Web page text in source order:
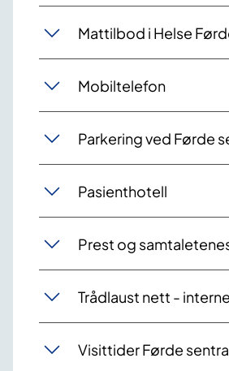
Mattilbod i Helse
Mobiltelefon
Parkering ved Førde
Pasienthotell
Prest og
Trådlaust nett -
Visittider Førde